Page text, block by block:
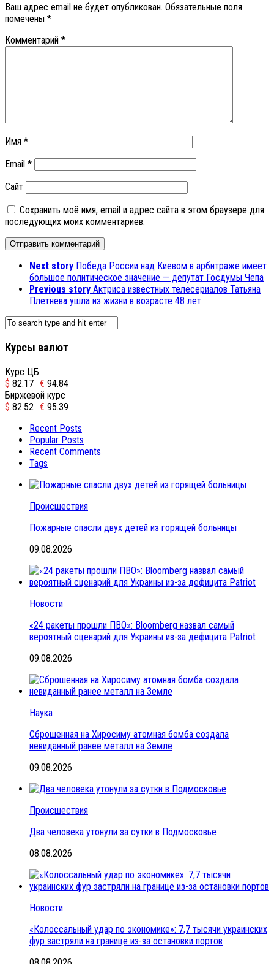
Ваш адрес email не будет опубликован. Обязательные поля
помечены *
Комментарий *
Имя *
Email *
Сайт
Сохранить моё имя, email и адрес сайта в этом браузере для
последующих моих комментариев.
Next story Победа России над Киевом в арбитраже имеет
большое политическое значение — депутат Госдумы Чепа
Previous story Актриса известных телесериалов Татьяна
Плетнева ушла из жизни в возрасте 48 лет
Курсы валют
Курс ЦБ
$ 82.17 € 94.84
Биржевой курс
$ 82.52 € 95.39
Recent Posts
Popular Posts
Recent Comments
Tags
Происшествия
Пожарные спасли двух детей из горящей больницы
09.08.2026
Новости
«24 ракеты прошли ПВО»: Bloomberg назвал самый
вероятный сценарий для Украины из-за дефицита Patriot
09.08.2026
Наука
Сброшенная на Хиросиму атомная бомба создала
невиданный ранее металл на Земле
09.08.2026
Происшествия
Два человека утонули за сутки в Подмосковье
08.08.2026
Новости
«Колоссальный удар по экономике»: 7,7 тысячи украинских
фур застряли на границе из-за остановки портов